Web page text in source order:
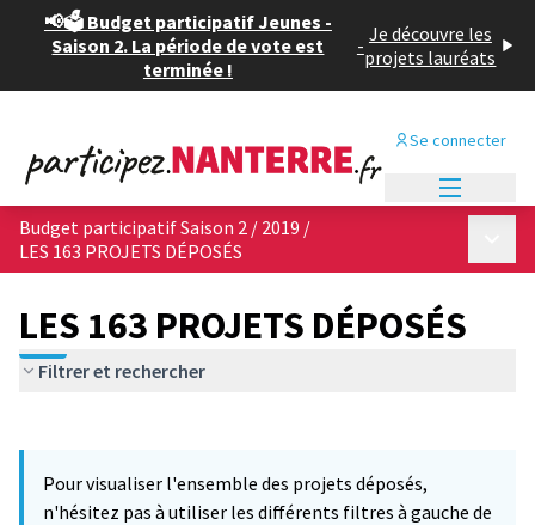
📢🗳️ Budget participatif Jeunes -
Saison 2. La période de vote est
terminée !
- Je découvre les
projets lauréats
Se connecter
Budget participatif Saison 2 / 2019 /
LES 163 PROJETS DÉPOSÉS
LES 163 PROJETS DÉPOSÉS
Filtrer et rechercher
−
Pour visualiser l'ensemble des projets déposés,
n'hésitez pas à utiliser les différents filtres à gauche de